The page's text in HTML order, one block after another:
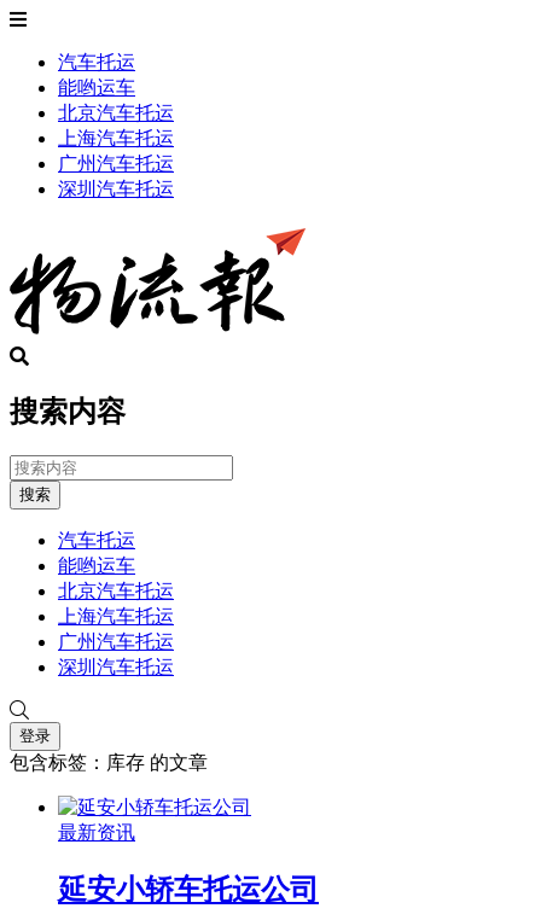
汽车托运
能哟运车
北京汽车托运
上海汽车托运
广州汽车托运
深圳汽车托运
搜索内容
搜索
汽车托运
能哟运车
北京汽车托运
上海汽车托运
广州汽车托运
深圳汽车托运
登录
包含标签：库存 的文章
最新资讯
延安小轿车托运公司